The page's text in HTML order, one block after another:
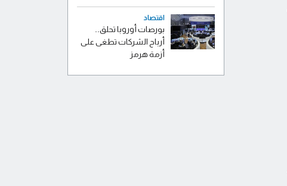
اقتصاد
بورصات أوروبا تحلق..
أرباح الشركات تطغى على
أزمة هرمز